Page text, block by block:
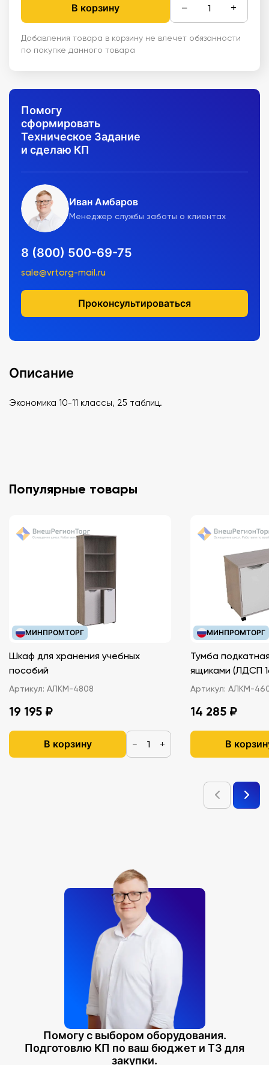
В корзину − +
Добавления товара в корзину не влечет обязанности
по покупке данного товара
Помогу
сформировать
Техническое Задание
и сделаю КП
Иван Амбаров
Менеджер службы заботы о клиентах
8 (800) 500-69-75
sale@vrtorg-mail.ru
Проконсультироваться
Описание
Экономика 10-11 классы, 25 таблиц.
Популярные товары
МИНПРОМТОРГ
Шкаф для хранения учебных
пособий
Артикул: АЛКМ-4808
19 195 ₽
В корзину − +
МИНПРОМТОРГ
Тумба
ящиками
Артикул: АЛКМ-
14 285 ₽
В
Помогу с выбором оборудования.
Подготовлю КП по ваш бюджет и ТЗ для
закупки.